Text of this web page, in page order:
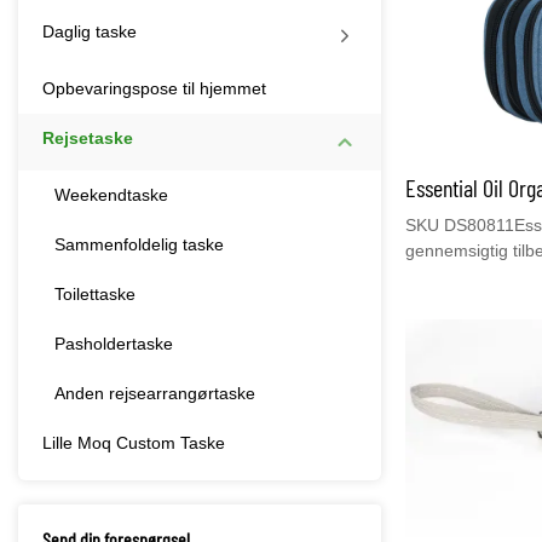
Daglig taske
Opbevaringspose til hjemmet
Rejsetaske
Weekendtaske
Sammenfoldelig taske
Toilettaske
Pasholdertaske
Anden rejsearrangørtaske
Lille Moq Custom Taske
Essential Oil
SKU
gennemsigtig
Taske med
polstret
æteriske olier.
nem at have i
tote eller
Organizer Bag,
Midterste lag
badeværelset,